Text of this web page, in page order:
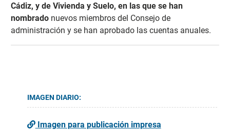
Cádiz, y de Vivienda y Suelo, en las que se han
nombradonuevos miembros del Consejo de
administración y se han aprobado las cuentas anuales.
IMAGEN DIARIO:
Imagen para publicación impresa